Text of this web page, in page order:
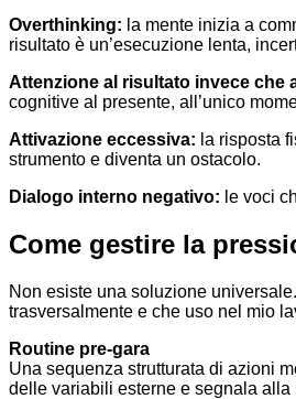
Overthinking: la mente inizia a
risultato è un’esecuzione lenta,
Attenzione al risultato invece che
cognitive al presente, all’unico
Attivazione eccessiva: la risposta
strumento e diventa un ostacolo.
Dialogo interno negativo: le voci
Come gestire la
Non esiste una soluzione
trasversalmente e che uso nel mio
Routine pre-gara
Una sequenza strutturata di azioni
delle variabili esterne e segnala